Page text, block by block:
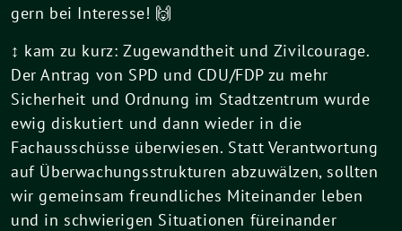
gern bei Interesse! 🙌
↕️ kam zu kurz: Zugewandtheit und Zivilcourage.
Der Antrag von SPD und CDU/FDP zu mehr
Sicherheit und Ordnung im Stadtzentrum wurde
ewig diskutiert und dann wieder in die
Fachausschüsse überwiesen. Statt Verantwortung
auf Überwachungsstrukturen abzuwälzen, sollten
wir gemeinsam freundliches Miteinander leben
und in schwierigen Situationen füreinander